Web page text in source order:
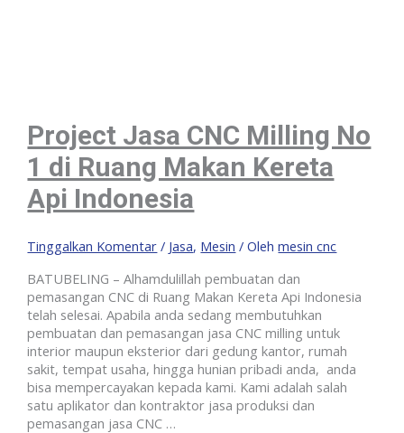
Project Jasa CNC Milling No
1 di Ruang Makan Kereta
Api Indonesia
Tinggalkan Komentar / Jasa, Mesin / Olehmesin cnc
BATUBELING – Alhamdulillah pembuatan dan
pemasangan CNC di Ruang Makan Kereta Api Indonesia
telah selesai. Apabila anda sedang membutuhkan
pembuatan dan pemasangan jasa CNC milling untuk
interior maupun eksterior dari gedung kantor, rumah
sakit, tempat usaha, hingga hunian pribadi anda, anda
bisa mempercayakan kepada kami. Kami adalah salah
satu aplikator dan kontraktor jasa produksi dan
pemasangan jasa CNC …